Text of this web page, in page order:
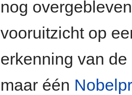
nog
vooruitzicht op
erkenning van
maar één